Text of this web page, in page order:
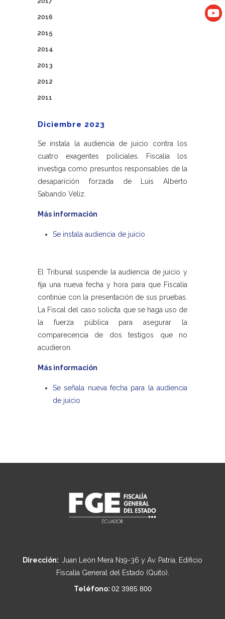
2016
2015
2014
2013
2012
2011
Diciembre 2023
Se instala la audiencia de juicio contra los
cuatro exagentes policiales. Fiscalía los
investiga como presuntos responsables de la
desaparición forzada de Luis Alberto
Sabando Véliz.
Más información
Se instala audiencia de juicio
El Tribunal suspende la audiencia de juicio y
fija una nueva fecha y hora para que Fiscalía
continúe con la presentación de sus pruebas.
La Fiscal del caso solicita que se haga uso de
la fuerza pública para asegurar la
comparecencia de dos testigos que no
acudieron.
Más información
Se señala nueva fecha para la audiencia
de juicio
Dirección: Juan León Mera N19-36 y Av. Patria, Edificio
Fiscalía General del Estado (Quito).
Teléfono: 02 3985 800